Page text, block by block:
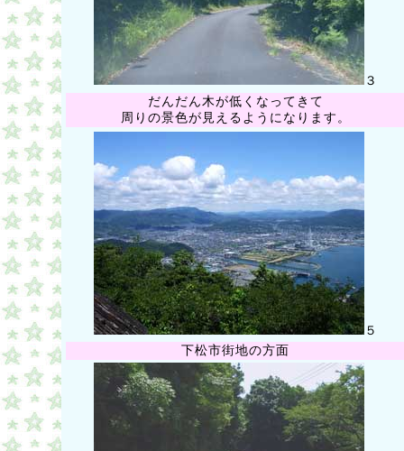
３
だんだん木が低くなってきて
周りの景色が見えるようになります。
５
下松市街地の方面